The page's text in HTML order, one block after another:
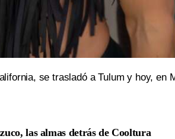
se trasladó a Tulum y hoy, en
las almas detrás de Cooltura